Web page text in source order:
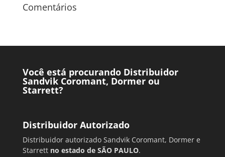
Comentários
Você está procurando Distribuidor
Sandvik Coromant, Dormer ou
Starrett?
Distribuidor Autorizado
Distribuidor autorizado Sandvik Coromant, Dormer e
Starrett no estado de SÃO PAULO.